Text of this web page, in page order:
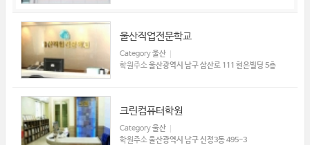
울산직업전문학교
Category울산
학원주소울산광역시 남구 삼산로 111 현은빌딩 5층
크린컴퓨터학원
Category울산
학원주소울산광역시 남구 신정3동 495-3